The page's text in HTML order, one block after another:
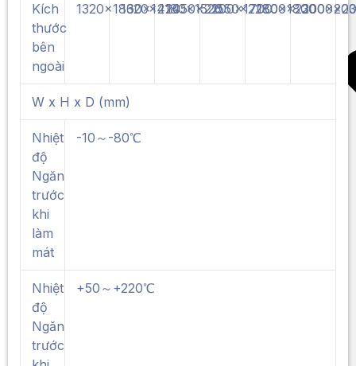
Kích
thước
bên
ngoài
1320x1860x1420
1320x2180x1520
1450x2200x1700
1550x2280x1800
W x H x D (mm)
Nhiệt
độ
Ngăn
trước
khi
làm
mát
-10～-80℃
Nhiệt
độ
Ngăn
trước
+50～+220℃